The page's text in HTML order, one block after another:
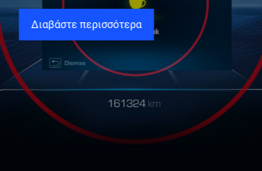
Διαβάστε περισσότερα